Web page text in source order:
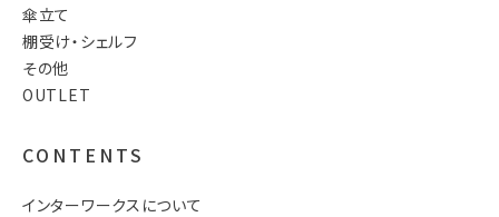
傘立て
棚受け・シェルフ
その他
OUTLET
CONTENTS
インターワークスについて